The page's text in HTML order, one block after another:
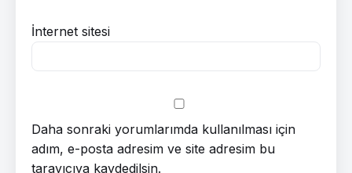
İnternet sitesi
Daha sonraki yorumlarımda kullanılması için
adım, e-posta adresim ve site adresim bu
tarayıcıya kaydedilsin.